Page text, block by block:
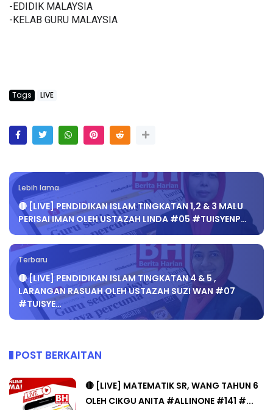
-EDIDIK MALAYSIA
-KELAB GURU MALAYSIA
Tags LIVE
Lebih lama
🔴 [LIVE] PENDIDIKAN ISLAM TINGKATAN 1,2 & 3 MALU
PERISAI IMAN OLEH USTAZAH LINDA #05 #TUISYENP…
Terbaru
🔴 [LIVE] PENDIDIKAN ISLAM TINGKATAN 4 & 5 ,
LARANGAN RASUAH OLEH USTAZAH SUZI WAN #07
#TUISYE…
POST BERKAITAN
🔴 [LIVE] MATEMATIK SR, WANG TAHUN 6
OLEH CIKGU ANITA #ALLINONE #141 #...